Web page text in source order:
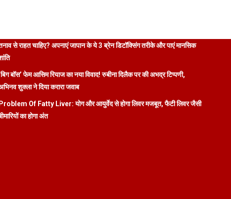
से राहत चाहिए? अपनाएं जापान के ये 3 ब्रेन डिटॉक्सिंग तरीके और पाएं मानसिक
बॉस’ फेम आसिम रियाज का नया विवाद! रुबीना दिलैक पर की अभद्र टिप्पणी,
शुक्ला ने दिया करारा जवाब
Problem Of Fatty Liver: योग और आयुर्वेद से होगा लिवर मजबूत, फैटी लिवर जैसी
का होगा अंत